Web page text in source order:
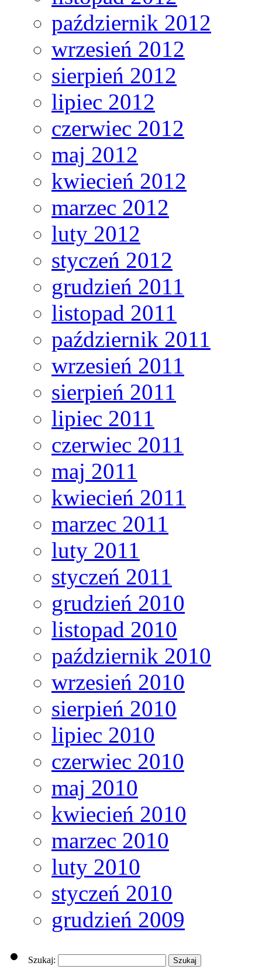
październik 2012
wrzesień 2012
sierpień 2012
lipiec 2012
czerwiec 2012
maj 2012
kwiecień 2012
marzec 2012
luty 2012
styczeń 2012
grudzień 2011
listopad 2011
październik 2011
wrzesień 2011
sierpień 2011
lipiec 2011
czerwiec 2011
maj 2011
kwiecień 2011
marzec 2011
luty 2011
styczeń 2011
grudzień 2010
listopad 2010
październik 2010
wrzesień 2010
sierpień 2010
lipiec 2010
czerwiec 2010
maj 2010
kwiecień 2010
marzec 2010
luty 2010
styczeń 2010
grudzień 2009
Szukaj: